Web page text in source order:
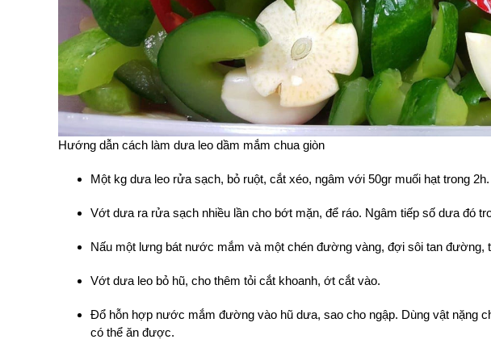
Hướng dẫn cách làm dưa leo dầm mắm chua giòn
Một kg dưa leo rửa sạch, bỏ ruột, cắt xéo, ngâm với 50gr muối hạt trong 2h.
Vớt dưa ra rửa sạch nhiều lần cho bớt mặn, để ráo. Ngâm tiếp số dưa đó
Nấu một lưng bát nước mắm và một chén đường vàng, đợi sôi tan đường,
Vớt dưa leo bỏ hũ, cho thêm tỏi cắt khoanh, ớt cắt vào.
Đổ hỗn hợp nước mắm đường vào hũ dưa, sao cho ngập. Dùng vật nặng
có thể ăn được.